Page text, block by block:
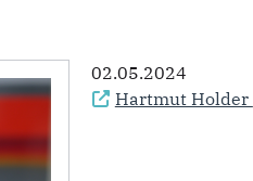
02.05.2024
Hartmut Holder